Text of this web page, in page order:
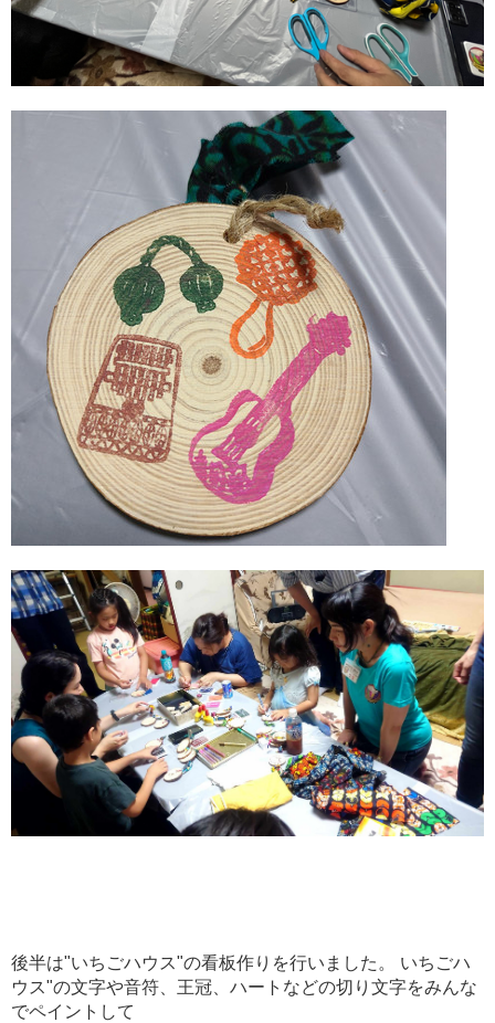
後半は"いちごハウス"の看板作りを行いました。 いちごハ
ウス"の文字や音符、王冠、ハートなどの切り文字をみんな
でペイントして